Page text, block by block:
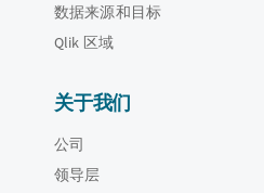
数据来源和目标
Qlik 区域
关于我们
公司
领导层